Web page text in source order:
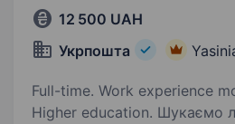
12 500 UAH
Укрпошта
Full-time. Work experience
Higher education. Шукаємо лідера, який візьме